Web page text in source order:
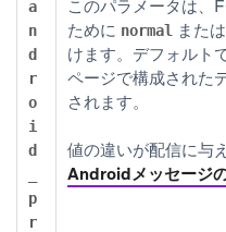
a
n
d
r
o
i
d
p
r
このパラメータは、
ために normal または
けます。デフォルト
ページで構成された
されます。
値の違いが配信に与
Androidメッセージ